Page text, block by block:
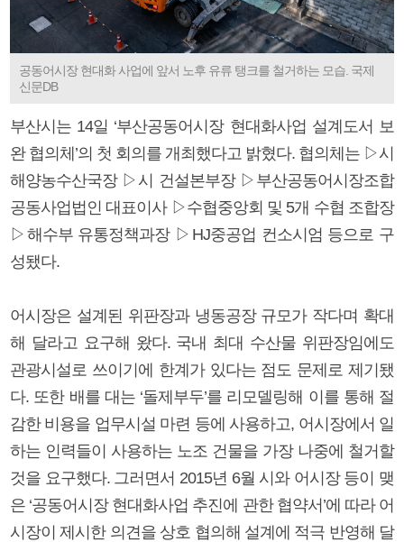
공동어시장 현대화 사업에 앞서 노후 유류 탱크를 철거하는 모습. 국제
신문DB
부산시는 14일 ‘부산공동어시장 현대화사업 설계도서 보
완 협의체’의 첫 회의를 개최했다고 밝혔다. 협의체는 ▷시
해양농수산국장 ▷시 건설본부장 ▷부산공동어시장조합
공동사업법인 대표이사 ▷수협중앙회 및 5개 수협 조합장
▷해수부 유통정책과장 ▷HJ중공업 컨소시엄 등으로 구
성됐다.
어시장은 설계된 위판장과 냉동공장 규모가 작다며 확대
해 달라고 요구해 왔다. 국내 최대 수산물 위판장임에도
관광시설로 쓰이기에 한계가 있다는 점도 문제로 제기됐
다. 또한 배를 대는 ‘돌제부두’를 리모델링해 이를 통해 절
감한 비용을 업무시설 마련 등에 사용하고, 어시장에서 일
하는 인력들이 사용하는 노조 건물을 가장 나중에 철거할
것을 요구했다. 그러면서 2015년 6월 시와 어시장 등이 맺
은 ‘공동어시장 현대화사업 추진에 관한 협약서’에 따라 어
시장이 제시한 의견을 상호 협의해 설계에 적극 반영해 달